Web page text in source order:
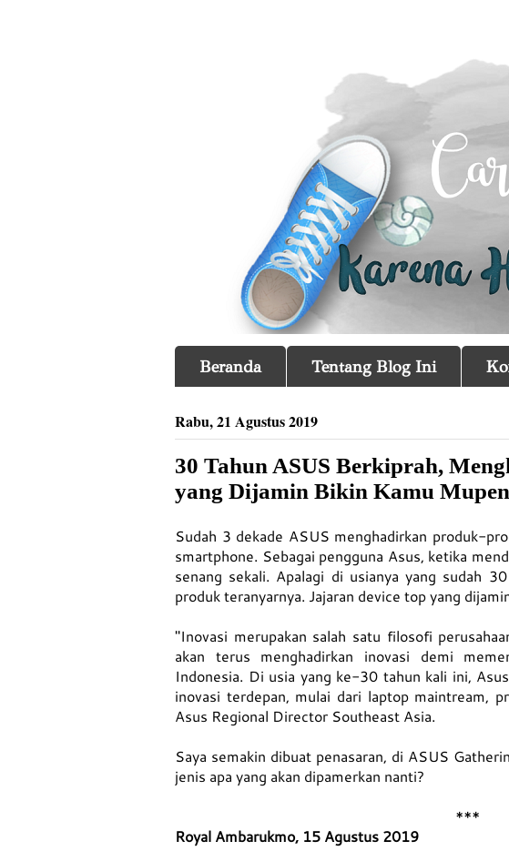
Beranda Tentang Blog Ini
Rabu, 21 Agustus 2019
30 Tahun ASUS Berkiprah,
yang Dijamin Bikin Kamu
Sudah 3 dekade ASUS menghadirkan produk-
smartphone. Sebagai pengguna Asus, ketika
senang sekali. Apalagi di usianya yang sudah
produk teranyarnya. Jajaran device top yang
"Inovasi merupakan salah satu filosofi
akan terus menghadirkan inovasi demi
Indonesia. Di usia yang ke-30 tahun kali ini,
inovasi terdepan, mulai dari laptop maintream,
Asus Regional Director Southeast Asia.
Saya semakin dibuat penasaran, di ASUS
jenis apa yang akan dipamerkan nanti?
***
Royal Ambarukmo, 15 Agustus 2019